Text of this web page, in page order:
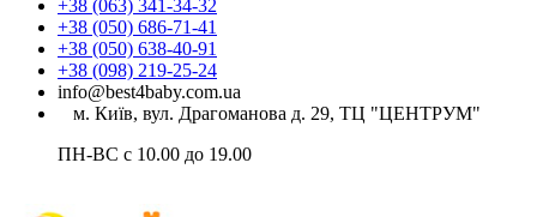
+38 (063) 341-34-32
+38 (050) 686-71-41
+38 (050) 638-40-91
+38 (098) 219-25-24
info@best4baby.com.ua
м. Київ, вул. Драгоманова д. 29, ТЦ "ЦЕНТРУМ"
ПН-ВС с 10.00 до 19.00